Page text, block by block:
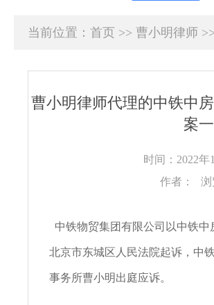
当前位置： 首页 >> 曹小明律师 >>
曹小明律师代理的中铁中
案
时间：2022年
作者：
浏
中铁物贸集团有限公司以中铁
北京市东城区人民法院起诉，中
事务所曹小明出庭应诉。